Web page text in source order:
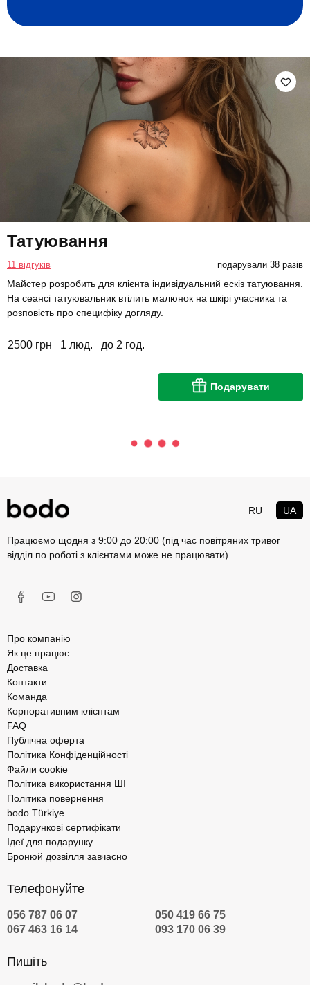
Татуювання
11 відгуків подарували 38 разів
Майстер розробить для клієнта індивідуальний ескіз татуювання.
На сеансі татуювальник втілить малюнок на шкірі учасника та
розповість про специфіку догляду.
2500 грн 1 люд. до 2 год.
Подарувати
RU UA
Працюємо щодня з 9:00 до 20:00 (під час повітряних тривог
відділ по роботі з клієнтами може не працювати)
Про компанію
Як це працює
Доставка
Контакти
Команда
Корпоративним клієнтам
FAQ
Публічна оферта
Політика Конфіденційності
Файли cookie
Політика використання ШІ
Політика повернення
bodo Türkiye
Подарункові сертифікати
Ідеї для подарунку
Бронюй дозвілля завчасно
Телефонуйте
056 787 06 07
050 419 66 75
067 463 16 14
093 170 06 39
Пишіть